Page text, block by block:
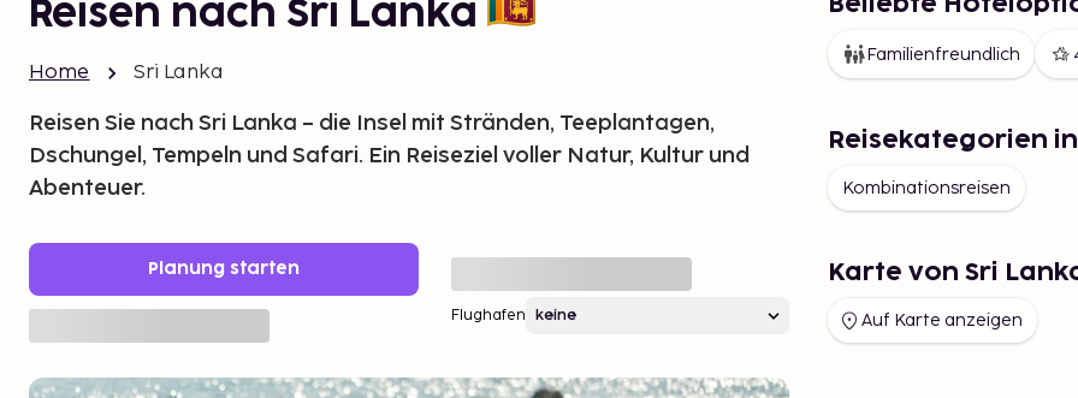
Reisen nach Sri Lanka
Home Sri Lanka
Reisen Sie nach Sri Lanka – die Insel mit Stränden, Teeplantagen,
Dschungel, Tempeln und Safari. Ein Reiseziel voller Natur, Kultur und
Abenteuer.
Planung starten
Flughafen
Beliebte
Familienfreundlich
Reisekategorien
Kombinationsreisen
Karte von Sri
Auf Karte anzeigen